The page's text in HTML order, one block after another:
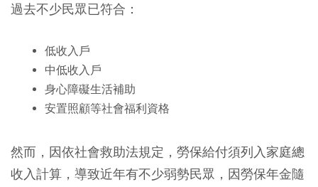
過去不少民眾已符合：
低收入戶
中低收入戶
身心障礙生活補助
安置照顧等社會福利資格
然而，因依社會救助法規定，勞保給付須列入家庭總
收入計算，導致近年有不少弱勢民眾，因勞保年金隨